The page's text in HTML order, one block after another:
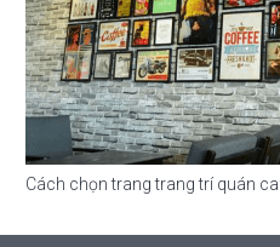
Cách chọn trang trang trí quán